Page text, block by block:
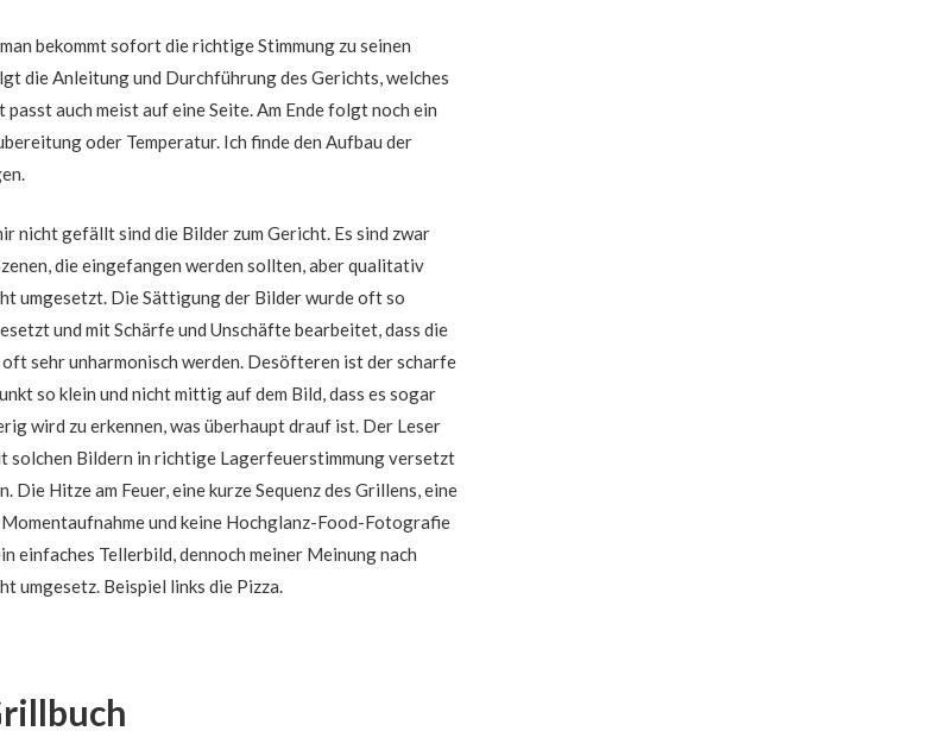
bekommt sofort die richtige Stimmung zu seinen
die Anleitung und Durchführung des Gerichts, welches
auch meist auf eine Seite. Am Ende folgt noch ein
oder Temperatur. Ich finde den Aufbau der
nicht gefällt sind die Bilder zum Gericht. Es sind zwar
die eingefangen werden sollten, aber qualitativ
umgesetzt. Die Sättigung der Bilder wurde oft so
und mit Schärfe und Unschäfte bearbeitet, dass die
sehr unharmonisch werden. Desöfteren ist der scharfe
so klein und nicht mittig auf dem Bild, dass es sogar
wird zu erkennen, was überhaupt drauf ist. Der Leser
solchen Bildern in richtige Lagerfeuerstimmung versetzt
Die Hitze am Feuer, eine kurze Sequenz des Grillens, eine
und keine Hochglanz-Food-Fotografie
einfaches Tellerbild, dennoch meiner Meinung nach
umgesetz. Beispiel links die Pizza.